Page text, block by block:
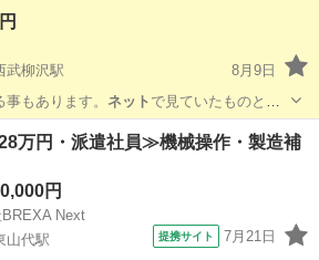
武柳沢駅
8月9日
もあります。 ネット で見ていたものとは
柳沢駅 ホンダ 公道
万円・派遣社員≫機械操作・製造補
円
Next
山代駅
提携サイト 7月21日